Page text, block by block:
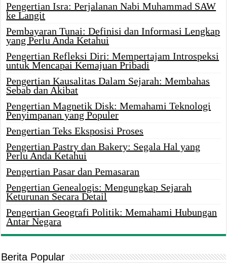
Pengertian Isra: Perjalanan Nabi Muhammad SAW
ke Langit
Pembayaran Tunai: Definisi dan Informasi Lengkap
yang Perlu Anda Ketahui
Pengertian Refleksi Diri: Mempertajam Introspeksi
untuk Mencapai Kemajuan Pribadi
Pengertian Kausalitas Dalam Sejarah: Membahas
Sebab dan Akibat
Pengertian Magnetik Disk: Memahami Teknologi
Penyimpanan yang Populer
Pengertian Teks Eksposisi Proses
Pengertian Pastry dan Bakery: Segala Hal yang
Perlu Anda Ketahui
Pengertian Pasar dan Pemasaran
Pengertian Genealogis: Mengungkap Sejarah
Keturunan Secara Detail
Pengertian Geografi Politik: Memahami Hubungan
Antar Negara
Berita Popular